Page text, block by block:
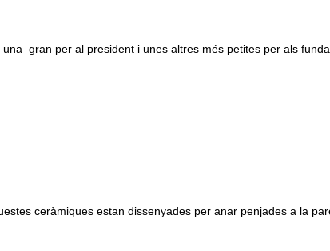
gran per al president i unes altres més petites per als
ceràmiques estan dissenyades per anar penjades a la